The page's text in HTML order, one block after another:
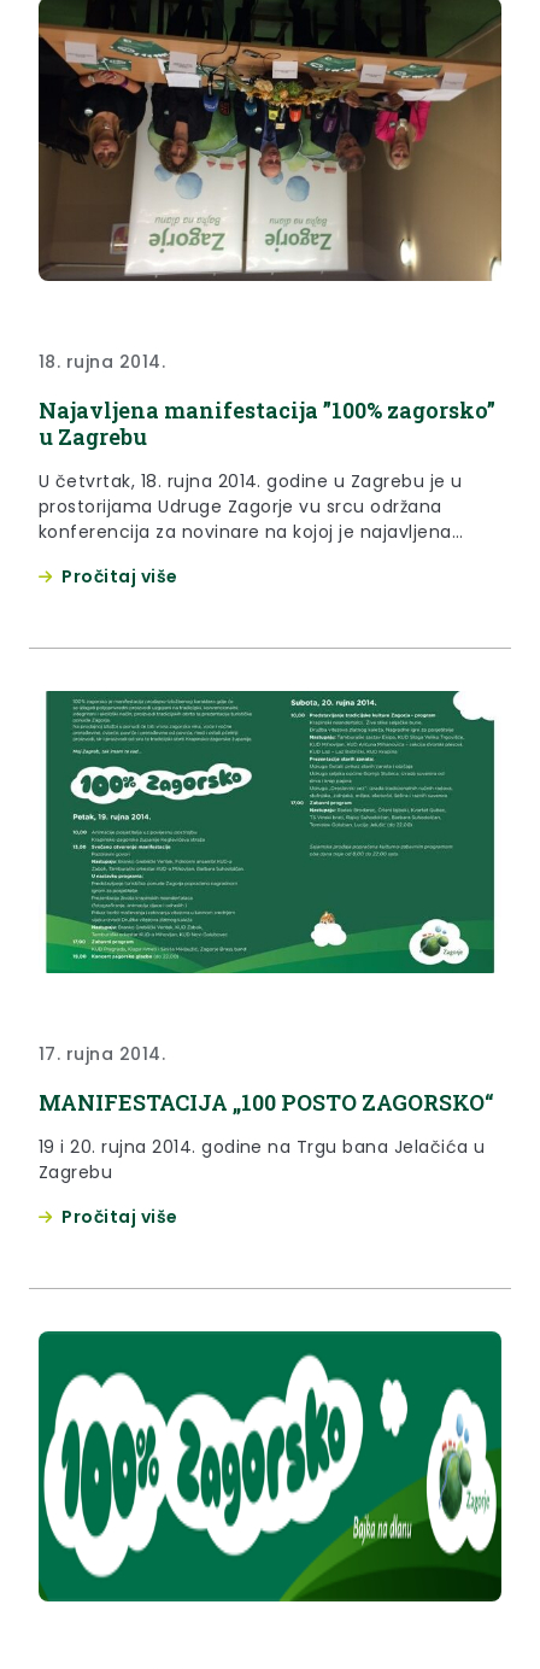
18. rujna 2014.
Najavljena manifestacija ”100% zagorsko”
u Zagrebu
U četvrtak, 18. rujna 2014. godine u Zagrebu je u
prostorijama Udruge Zagorje vu srcu održana
konferencija za novinare na kojoj je najavljena
u Zagrebu 19. i 20. rujna 2014. godine.
Pročitaj više
17. rujna 2014.
MANIFESTACIJA „100 POSTO ZAGORSKO“
19 i 20. rujna 2014. godine na Trgu bana Jelačića u
Zagrebu
Pročitaj više